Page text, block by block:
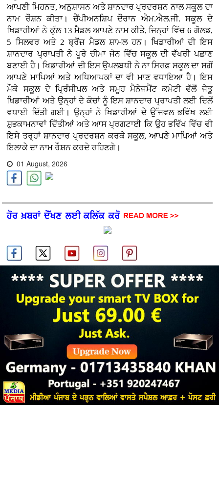
ਆਪਣੀ ਮਿਹਨਤ, ਅਨੁਸ਼ਾਸਨ ਅਤੇ ਸ਼ਾਨਦਾਰ ਪ੍ਰਦਰਸ਼ਨ ਨਾਲ ਸਕੂਲ ਦਾ
ਨਾਮ ਰੌਸ਼ਨ ਕੀਤਾ। ਚੈਂਪੀਅਨਸ਼ਿਪ ਦੌਰਾਨ ਐਮ.ਐਲ.ਜੀ. ਸਕੂਲ ਦੇ
ਖਿਡਾਰੀਆਂ ਨੇ ਕੁੱਲ 13 ਮੈਡਲ ਆਪਣੇ ਨਾਮ ਕੀਤੇ, ਜਿਨ੍ਹਾਂ ਵਿੱਚ 6 ਗੋਲਡ,
5 ਸਿਲਵਰ ਅਤੇ 2 ਬ੍ਰੋਂਜ਼ ਮੈਡਲ ਸ਼ਾਮਲ ਹਨ। ਖਿਡਾਰੀਆਂ ਦੀ ਇਸ
ਸ਼ਾਨਦਾਰ ਪ੍ਰਾਪਤੀ ਨੇ ਪੂਰੇ ਚੀਮਾ ਜੋਨ ਵਿੱਚ ਸਕੂਲ ਦੀ ਵੱਖਰੀ ਪਛਾਣ
ਬਣਾਈ ਹੈ। ਖਿਡਾਰੀਆਂ ਦੀ ਇਸ ਉਪਲਬਧੀ ਨੇ ਨਾ ਸਿਰਫ਼ ਸਕੂਲ ਦਾ ਸਗੋਂ
ਆਪਣੇ ਮਾਪਿਆਂ ਅਤੇ ਅਧਿਆਪਕਾਂ ਦਾ ਵੀ ਮਾਣ ਵਧਾਇਆ ਹੈ। ਇਸ
ਮੌਕੇ ਸਕੂਲ ਦੇ ਪ੍ਰਿੰਸੀਪਲ ਅਤੇ ਸਮੂਹ ਮੈਨੇਜਮੈਂਟ ਕਮੇਟੀ ਵੱਲੋਂ ਜੇਤੂ
ਖਿਡਾਰੀਆਂ ਅਤੇ ਉਨ੍ਹਾਂ ਦੇ ਕੋਚਾਂ ਨੂੰ ਇਸ ਸ਼ਾਨਦਾਰ ਪ੍ਰਾਪਤੀ ਲਈ ਦਿਲੋਂ
ਵਧਾਈ ਦਿੱਤੀ ਗਈ। ਉਨ੍ਹਾਂ ਨੇ ਖਿਡਾਰੀਆਂ ਦੇ ਉੱਜਵਲ ਭਵਿੱਖ ਲਈ
ਸ਼ੁਭਕਾਮਨਾਵਾਂ ਦਿੱਤੀਆਂ ਅਤੇ ਆਸ ਪ੍ਰਗਟਾਈ ਕਿ ਉਹ ਭਵਿੱਖ ਵਿੱਚ ਵੀ
ਇਸੇ ਤਰ੍ਹਾਂ ਸ਼ਾਨਦਾਰ ਪ੍ਰਦਰਸ਼ਨ ਕਰਕੇ ਸਕੂਲ, ਆਪਣੇ ਮਾਪਿਆਂ ਅਤੇ
ਇਲਾਕੇ ਦਾ ਨਾਮ ਰੌਸ਼ਨ ਕਰਦੇ ਰਹਿਣਗੇ।
01 August, 2026